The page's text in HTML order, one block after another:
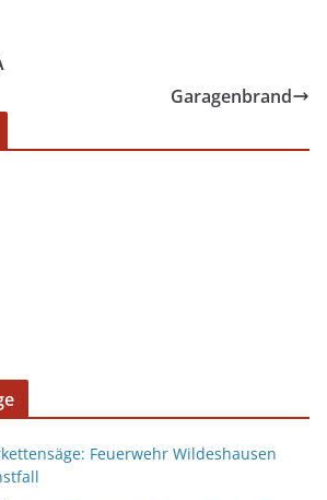
Garagenbrand
Feuerwehr Wildeshausen